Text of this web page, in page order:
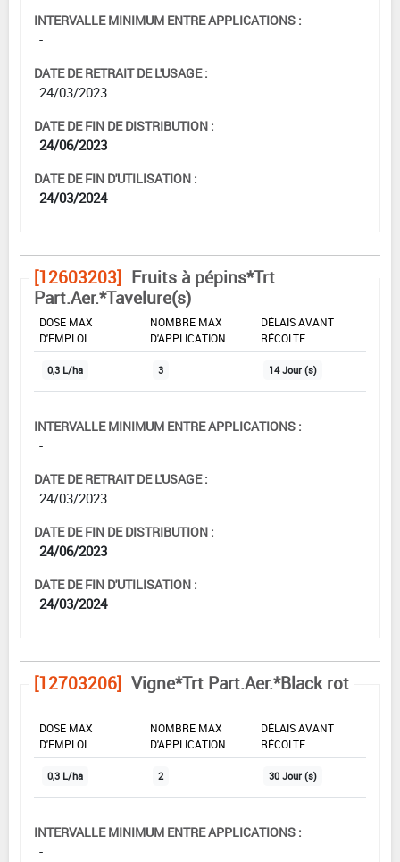
INTERVALLE MINIMUM ENTRE APPLICATIONS :
-
DATE DE RETRAIT DE L'USAGE :
24/03/2023
DATE DE FIN DE DISTRIBUTION :
24/06/2023
DATE DE FIN D'UTILISATION :
24/03/2024
[12603203] Fruits à pépins*Trt
Part.Aer.*Tavelure(s)
DOSE MAX
D'EMPLOI
NOMBRE MAX
D'APPLICATION
DÉLAIS AVANT
RÉCOLTE
0,3 L/ha 3 14 Jour (s)
INTERVALLE MINIMUM ENTRE APPLICATIONS :
-
DATE DE RETRAIT DE L'USAGE :
24/03/2023
DATE DE FIN DE DISTRIBUTION :
24/06/2023
DATE DE FIN D'UTILISATION :
24/03/2024
[12703206] Vigne*Trt Part.Aer.*Black rot
DOSE MAX
D'EMPLOI
NOMBRE MAX
D'APPLICATION
DÉLAIS AVANT
RÉCOLTE
0,3 L/ha 2 30 Jour (s)
INTERVALLE MINIMUM ENTRE APPLICATIONS :
-